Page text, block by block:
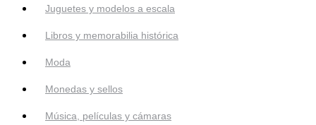
Juguetes y modelos a escala
Libros y memorabilia histórica
Moda
Monedas y sellos
Música, películas y cámaras